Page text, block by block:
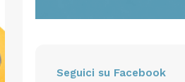
Seguici su Facebook